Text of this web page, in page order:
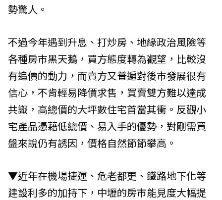
勢驚人。
不過今年遇到升息、打炒房、地緣政治風險等
各種房市黑天鵝，買方態度轉為觀望，比較沒
有追價的動力，而賣方又普遍對後市發展很有
信心，不肯輕易降價求售，買賣雙方難以達成
共識，高總價的大坪數住宅首當其衝。反觀小
宅產品憑藉低總價、易入手的優勢，對剛需買
盤來說仍有誘因，價格自然節節攀高。
▼近年在機場捷運、危老都更、鐵路地下化等
建設利多的加持下，中壢的房市能見度大幅提